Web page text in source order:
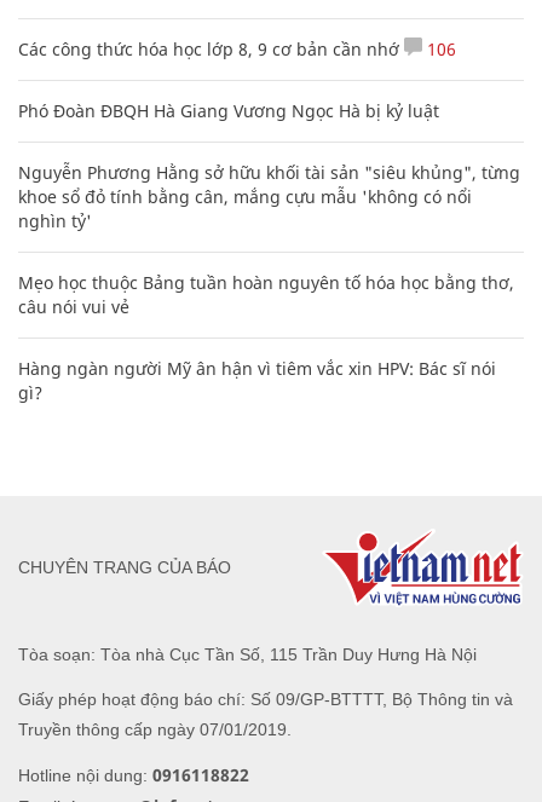
Các công thức hóa học lớp 8, 9 cơ bản cần nhớ 106
Phó Đoàn ĐBQH Hà Giang Vương Ngọc Hà bị kỷ luật
Nguyễn Phương Hằng sở hữu khối tài sản "siêu khủng", từng
khoe sổ đỏ tính bằng cân, mắng cựu mẫu 'không có nổi
nghìn tỷ'
Mẹo học thuộc Bảng tuần hoàn nguyên tố hóa học bằng thơ,
câu nói vui vẻ
Hàng ngàn người Mỹ ân hận vì tiêm vắc xin HPV: Bác sĩ nói
gì?
Tòa soạn: Tòa nhà Cục Tần Số, 115 Trần Duy Hưng Hà Nội
Giấy phép hoạt động báo chí: Số 09/GP-BTTTT, Bộ Thông tin và
Truyền thông cấp ngày 07/01/2019.
Hotline nội dung: 0916118822
CHUYÊN TRANG CỦA BÁO